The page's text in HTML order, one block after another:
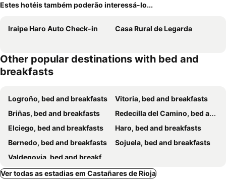
Estes hotéis também poderão interessá-lo...
Iraipe Haro Auto Check-in Casa Rural de Legarda
Other popular destinations with bed and
breakfasts
Logroño, bed and breakfasts
Vitoria, bed and breakfasts
Briñas, bed and breakfasts
Redecilla del Camino, bed and breakfasts
Elciego, bed and breakfasts
Haro, bed and breakfasts
Bernedo, bed and breakfasts
Sojuela, bed and breakfasts
Valdegovia, bed and breakfasts
Ver todas as estadias em Castañares de Rioja